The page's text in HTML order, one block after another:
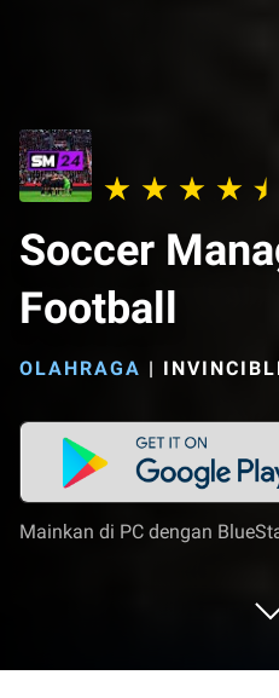
Soccer
Football
OLAHRAGA |
Mainkan di PC dengan